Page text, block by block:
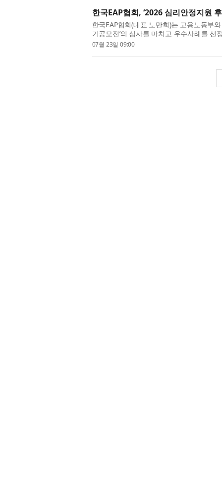
한국EAP협회, ‘2026 심리안정지원
한국EAP협회(대표 노만희)는 고용노동부
기공모전’의 심사를 마치고 우수사례를
과정에서 스트레스와 불안, 우울 등 심리
07월 23일 09:00